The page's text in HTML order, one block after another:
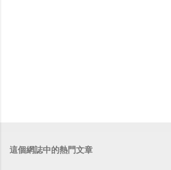
這個網誌中的熱門文章